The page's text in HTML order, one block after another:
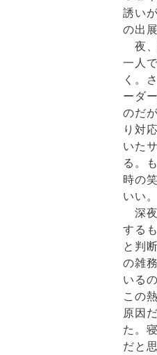
誘い
の出
夜
一人
く。
ーダ
のだ
り対
いた
る。
時の
いい。
深
する
と判
の雑
いる
この
原因
た。
だと